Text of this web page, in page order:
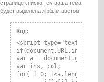
странице списка тем ваша тема
будет выделена любым цветом
Код:
<script type="text/
var a =
var ins, col;
for( i=0; i<a.length;